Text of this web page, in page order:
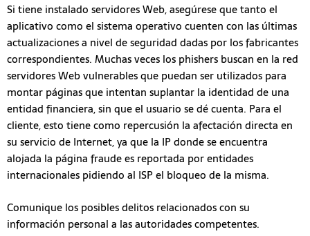
Si tiene instalado servidores Web, asegúrese que tanto el
aplicativo como el sistema operativo cuenten con las últimas
actualizaciones a nivel de seguridad dadas por los fabricantes
correspondientes. Muchas veces los phishers buscan en la red
servidores Web vulnerables que puedan ser utilizados para
montar páginas que intentan suplantar la identidad de una
entidad financiera, sin que el usuario se dé cuenta. Para el
cliente, esto tiene como repercusión la afectación directa en
su servicio de Internet, ya que la IP donde se encuentra
alojada la página fraude es reportada por entidades
internacionales pidiendo al ISP el bloqueo de la misma.
Comunique los posibles delitos relacionados con su
información personal a las autoridades competentes.